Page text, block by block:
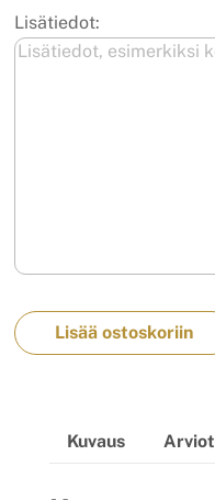
Lisätiedot:
Lisää ostoskoriin
Kuvaus